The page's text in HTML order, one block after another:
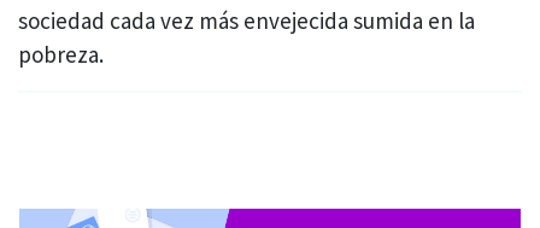
sociedad cada vez más envejecida sumida en la
pobreza.